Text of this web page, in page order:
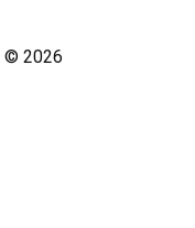
© 2026